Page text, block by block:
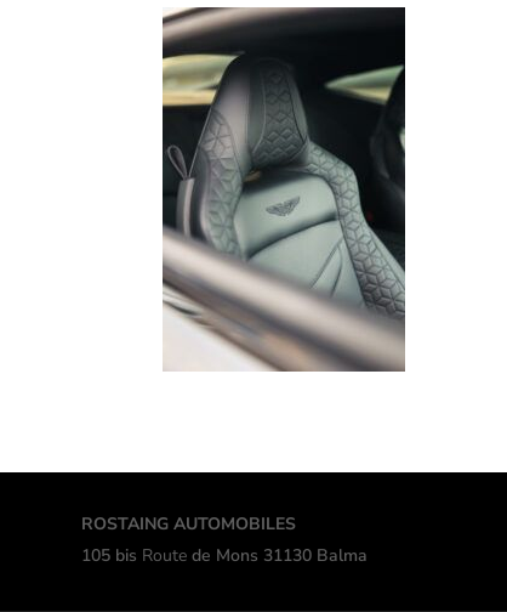
ROSTAING AUTOMOBILES
105 bis Route de Mons 31130 Balma